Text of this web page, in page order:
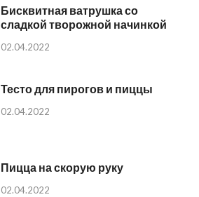
Бисквитная ватрушка со
сладкой творожной начинкой
02.04.2022
Тесто для пирогов и пиццы
02.04.2022
Пицца на скорую руку
02.04.2022